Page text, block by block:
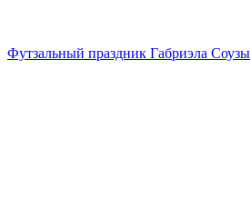
Футзальный праздник Габриэла Соузы